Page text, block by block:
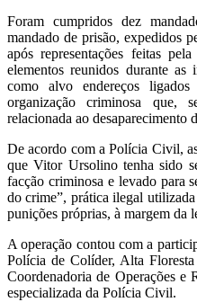
Foram cumpridos dez
mandado de prisão, expedidos
após representações feitas
elementos reunidos durante as
como alvo endereços
organização criminosa que,
relacionada ao desaparecimento
De acordo com a Polícia Civil,
que Vitor Ursolino tenha sido
facção criminosa e levado para
do crime”, prática ilegal
punições próprias, à margem da
A operação contou com a
Polícia de Colíder, Alta
Coordenadoria de Operações e
especializada da Polícia Civil.